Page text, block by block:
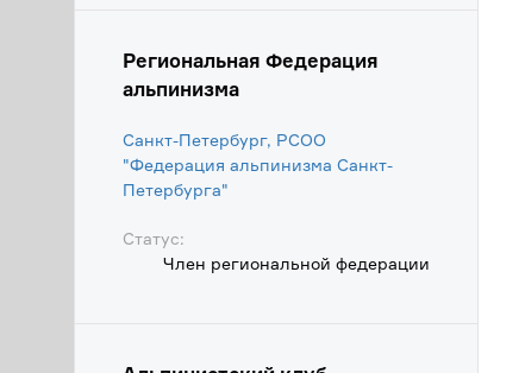
Региональная Федерация
альпинизма
Санкт-Петербург, РСОО
"Федерация альпинизма Санкт-
Петербурга"
Статус:
Член региональной федерации